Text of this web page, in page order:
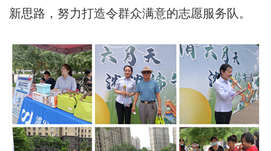
新思路，努力打造令群众满意的志愿服务队。